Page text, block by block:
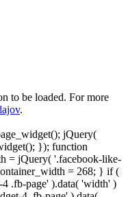
to be loaded. For more
.
jQuery(
}); function
= jQuery( '.facebook-like-
= 268; } if (
.fb-page' ).data( 'width' )